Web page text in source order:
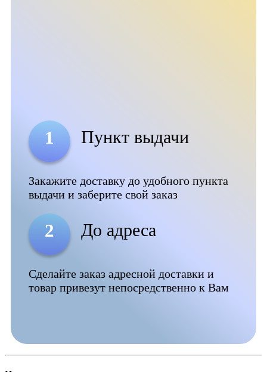
1 Пункт выдачи
Закажите доставку до удобного пункта
выдачи и заберите свой заказ
2 До адреса
Сделайте заказ адресной доставки и
товар привезут непосредственно к Вам